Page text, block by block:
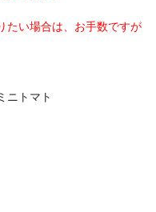
たい場合は、お手数ですが
トマト